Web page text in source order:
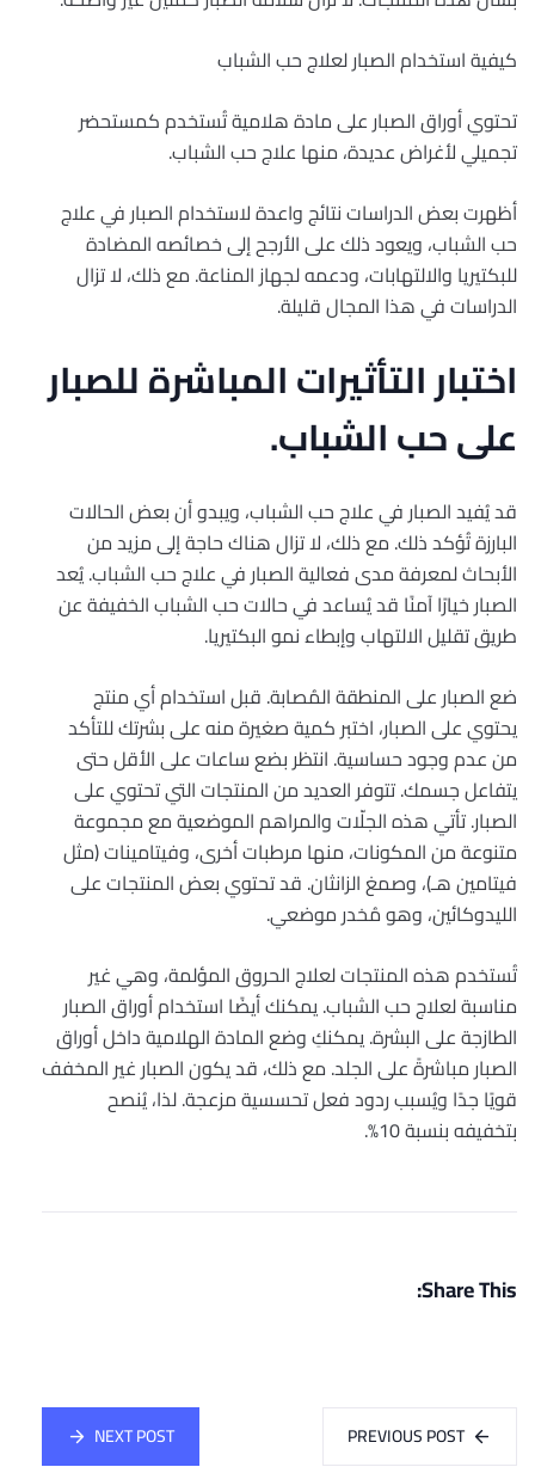
كيفية استخدام الصبار لعلاج حب الشباب
تحتوي أوراق الصبار على مادة هلامية تُستخدم كمستحضر
تجميلي لأغراض عديدة، منها علاج حب الشباب.
أظهرت بعض الدراسات نتائج واعدة لاستخدام الصبار في علاج
حب الشباب، ويعود ذلك على الأرجح إلى خصائصه المضادة
للبكتيريا والالتهابات، ودعمه لجهاز المناعة. مع ذلك، لا تزال
الدراسات في هذا المجال قليلة.
اختبار التأثيرات المباشرة للصبار
على حب الشباب.
قد يُفيد الصبار في علاج حب الشباب، ويبدو أن بعض الحالات
البارزة تُؤكد ذلك. مع ذلك، لا تزال هناك حاجة إلى مزيد من
الأبحاث لمعرفة مدى فعالية الصبار في علاج حب الشباب. يُعد
الصبار خيارًا آمنًا قد يُساعد في حالات حب الشباب الخفيفة عن
طريق تقليل الالتهاب وإبطاء نمو البكتيريا.
ضع الصبار على المنطقة المُصابة. قبل استخدام أي منتج
يحتوي على الصبار، اختبر كمية صغيرة منه على بشرتك للتأكد
من عدم وجود حساسية. انتظر بضع ساعات على الأقل حتى
يتفاعل جسمك. تتوفر العديد من المنتجات التي تحتوي على
الصبار. تأتي هذه الجلّات والمراهم الموضعية مع مجموعة
متنوعة من المكونات، منها مرطبات أخرى، وفيتامينات (مثل
فيتامين هـ)، وصمغ الزانثان. قد تحتوي بعض المنتجات على
الليدوكائين، وهو مُخدر موضعي.
تُستخدم هذه المنتجات لعلاج الحروق المؤلمة، وهي غير
مناسبة لعلاج حب الشباب. يمكنك أيضًا استخدام أوراق الصبار
الطازجة على البشرة. يمكنكِ وضع المادة الهلامية داخل أوراق
الصبار مباشرةً على الجلد. مع ذلك، قد يكون الصبار غير المخفف
قويًا جدًا ويُسبب ردود فعل تحسسية مزعجة. لذا، يُنصح
بتخفيفه بنسبة 10%.
Share This:
PREVIOUS POST
NEXT POST